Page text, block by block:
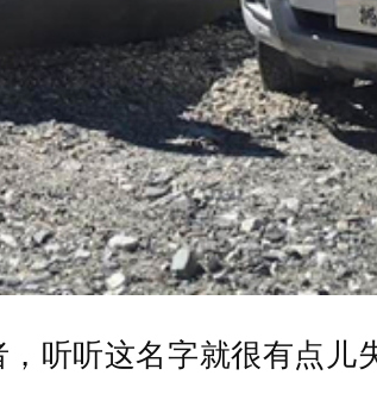
听听这名字就很有点儿